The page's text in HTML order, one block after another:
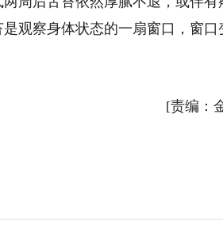
观察身体状态的一扇窗口，窗口
[责编：